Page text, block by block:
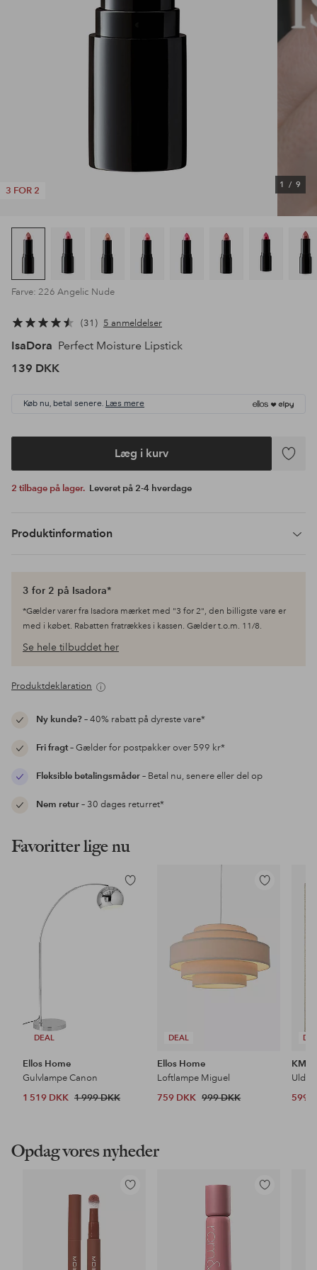
3 FOR 2
1 / 9
Farve: 226 Angelic Nude
31 5 anmeldelser
IsaDora Perfect Moisture Lipstick
139 DKK
Køb nu, betal senere. Læs mere
Læg i kurv
Tilføj
2 tilbage på lager. Leveret på 2-4 hverdage
Produktinformation
3 for 2 på Isadora*
*Gælder varer fra Isadora mærket med "3 for 2", den billigste vare er
med i købet. Rabatten fratrækkes i kassen. Gælder t.o.m. 11/8.
Se hele tilbuddet her
Produktdeklaration
Ny kunde?– 40% rabatt på dyreste vare*
Fri fragt– Gælder for postpakker over 599 kr*
Fleksible betalingsmåder– Betal nu, senere eller del op
Nem retur– 30 dages returret*
Favoritter lige nu
DEAL
Tilføj
til
Ellos Home
Gulvlampe Canon
1 519 DKK 1 999 DKK
DEAL
Tilføj
Ellos Home
Loftlampe Miguel
759 DKK 999 DKK
KM
599
Opdag vores nyheder
Tilføj
Tilføj